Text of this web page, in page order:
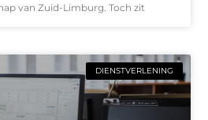
van Zuid-Limburg. Toch zit
DIENSTVERLENING